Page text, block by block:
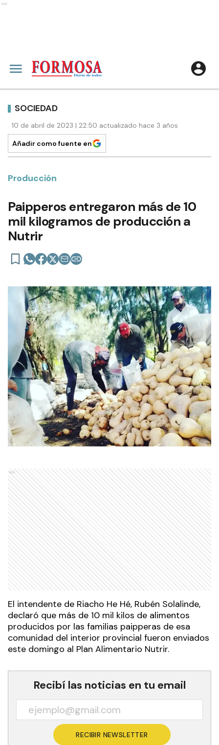
Ads
SOCIEDAD
10 de abril de 2023 | 22:50 actualizado hace 3 años
Añadir como fuente en
Producción
Paipperos entregaron más de 10
mil kilogramos de producción a
Nutrir
Ads
El intendente de Riacho He Hé, Rubén Solalinde,
declaró que más de 10 mil kilos de alimentos
producidos por las familias paipperas de esa
comunidad del interior provincial fueron enviados
este domingo al Plan Alimentario Nutrir.
Recibí las noticias en tu email
RECIBIR NEWSLETTER